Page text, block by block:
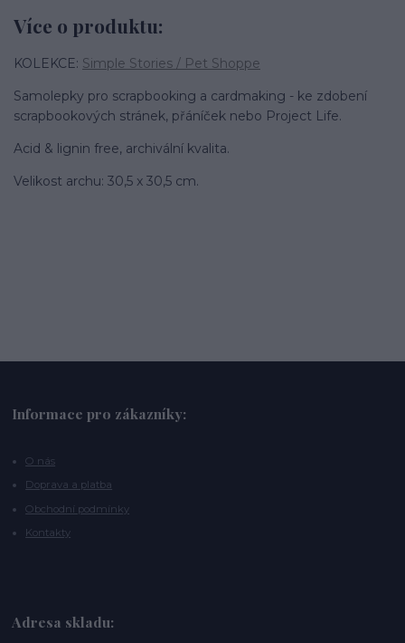
Více o produktu:
KOLEKCE: Simple Stories / Pet Shoppe
Samolepky pro scrapbooking a cardmaking - ke zdobení
scrapbookových stránek, přáníček nebo Project Life.
Acid & lignin free, archivální kvalita.
Velikost archu: 30,5 x 30,5 cm.
Informace pro zákazníky:
O nás
Doprava a platba
Obchodní podmínky
Kontakty
Adresa skladu: